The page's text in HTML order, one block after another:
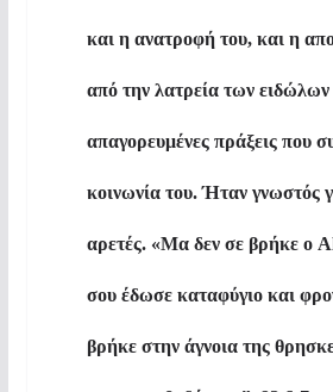
και η ανατροφή του, και η
από την λατρεία των ειδώλων
απαγορευμένες πράξεις που
κοινωνία του. Ήταν γνωστός
αρετές. «Μα δεν σε βρήκε ο
σου έδωσε καταφύγιο και
βρήκε στην άγνοια της